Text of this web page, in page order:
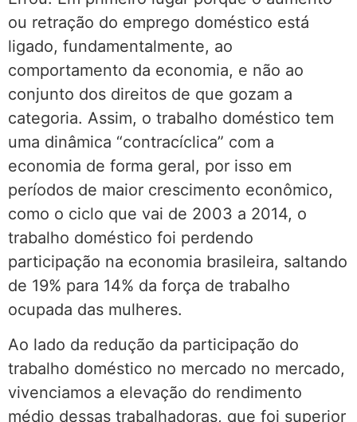
ou retração do emprego doméstico está
ligado, fundamentalmente, ao
comportamento da economia, e não ao
conjunto dos direitos de que gozam a
categoria. Assim, o trabalho doméstico tem
uma dinâmica “contracíclica” com a
economia de forma geral, por isso em
períodos de maior crescimento econômico,
como o ciclo que vai de 2003 a 2014, o
trabalho doméstico foi perdendo
participação na economia brasileira, saltando
de 19% para 14% da força de trabalho
ocupada das mulheres.
Ao lado da redução da participação do
trabalho doméstico no mercado no mercado,
vivenciamos a elevação do rendimento
médio dessas trabalhadoras, que foi superior